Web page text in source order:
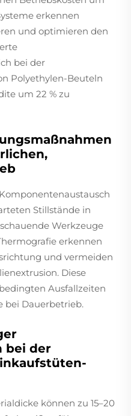
erkennen
und optimieren den
bei der
Polyethylen-Beuteln
um 22 % zu
Stillstände in
Werkzeuge
erkennen
und vermeiden
Diese
Ausfallzeiten
bei Dauerbetrieb.
bei der
können zu 15–20